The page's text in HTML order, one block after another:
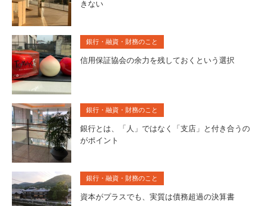
きない
銀行・融資・財務のこと
信用保証協会の余力を残しておくという選択
銀行・融資・財務のこと
銀行とは、「人」ではなく「支店」と付き合うの
がポイント
銀行・融資・財務のこと
資本がプラスでも、実質は債務超過の決算書